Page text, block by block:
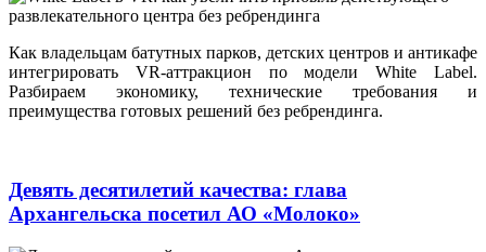
Как владельцам батутных парков, детских центров и антикафе
интегрировать VR-аттракцион по модели White Label.
Разбираем экономику, технические требования и
преимущества готовых решений без ребрендинга.
Девять десятилетий качества: глава
Архангельска посетил АО «Молоко»